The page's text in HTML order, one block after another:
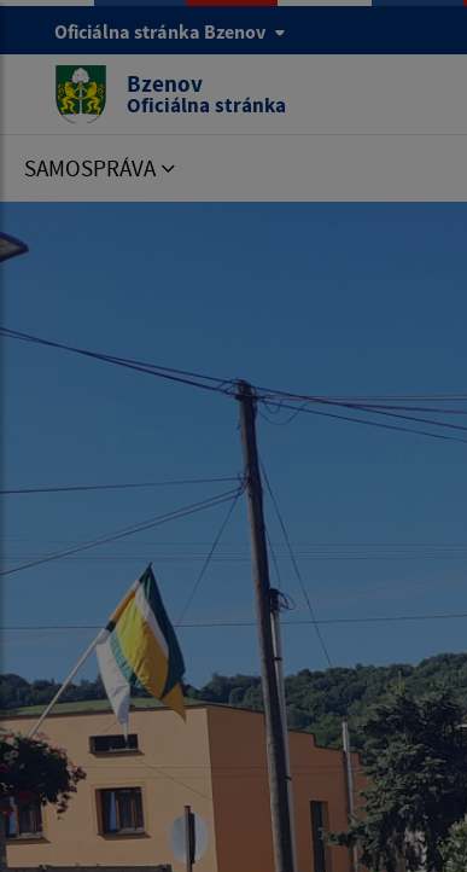
Oficiálna stránka Bzenov
Bzenov
Oficiálna stránka
SAMOSPRÁVA